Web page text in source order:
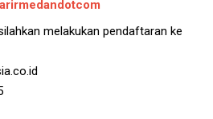
melakukan pendaftaran ke